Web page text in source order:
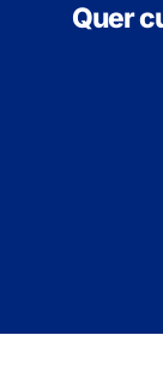
Quer